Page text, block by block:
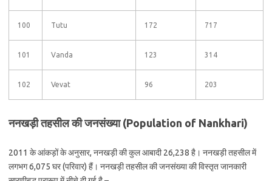
100 Tutu 172 717
101 Vanda 123 314
102 Vevat 96 203
ननखड़ी तहसील की जनसंख्या (Population of Nankhari)
2011 के आंकड़ों के अनुसार, ननखड़ी की कुल आबादी 26,238 है। ननखड़ी तहसील में
लगभग 6,075 घर (परिवार) हैं। ननखड़ी तहसील की जनसंख्या की विस्तृत जानकारी